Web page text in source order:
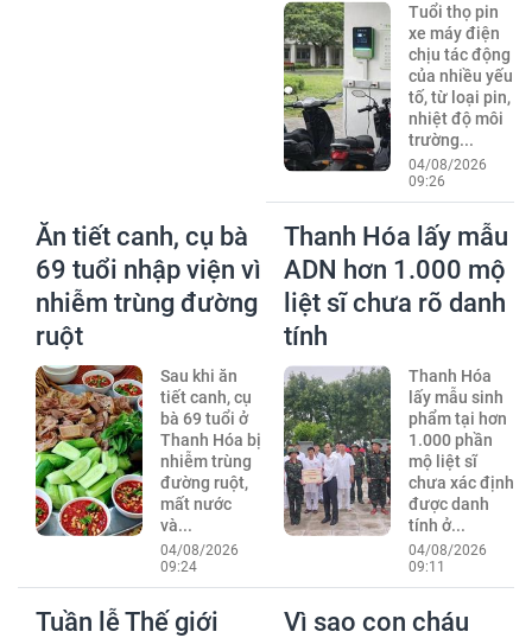
Tuổi thọ pin
xe máy điện
chịu tác động
của nhiều yếu
tố, từ loại pin,
nhiệt độ môi
trường...
04/08/2026
09:26
Ăn tiết canh, cụ bà
69 tuổi nhập viện vì
nhiễm trùng đường
ruột
Sau khi ăn
tiết canh, cụ
bà 69 tuổi ở
Thanh Hóa bị
nhiễm trùng
đường ruột,
mất nước
và...
04/08/2026
09:24
Thanh Hóa lấy mẫu
ADN hơn 1.000 mộ
liệt sĩ chưa rõ danh
tính
Thanh Hóa
lấy mẫu sinh
phẩm tại hơn
1.000 phần
mộ liệt sĩ
chưa xác định
được danh
tính ở...
04/08/2026
09:11
Tuần lễ Thế giới
Vì sao con cháu